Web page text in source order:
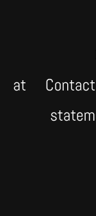
at
Contact